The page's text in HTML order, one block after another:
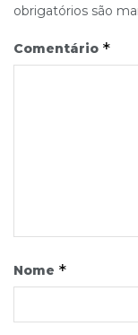
obrigatórios são
Comentário *
Nome *